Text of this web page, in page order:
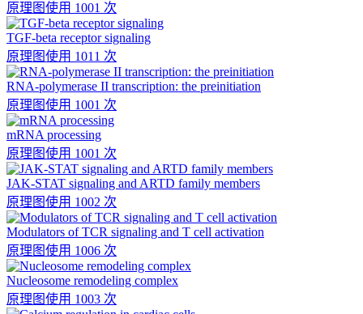
原理图使用 1001 次
TGF-beta receptor signaling
原理图使用 1011 次
RNA-polymerase II transcription: the preinitiation
原理图使用 1001 次
mRNA processing
原理图使用 1001 次
JAK-STAT signaling and ARTD family members
原理图使用 1002 次
Modulators of TCR signaling and T cell activation
原理图使用 1006 次
Nucleosome remodeling complex
原理图使用 1003 次